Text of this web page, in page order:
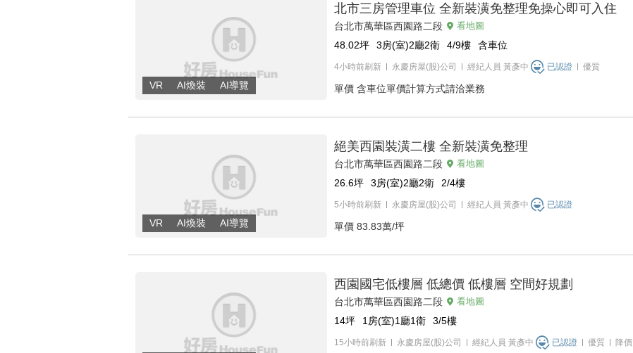
北市三房管理車位 全新裝潢免整理免操心即可入住
台北市萬華區西園路二段 看地圖
48.02坪 3房(室)2廳2衛 4/9樓 含車位
4小時前刷新 永慶房屋(股)公司 經紀人員 黃彥中 已認證 優質
單價 含車位單價計算方式請洽業務
絕美西園裝潢二樓 全新裝潢免整理
台北市萬華區西園路二段 看地圖
26.6坪 3房(室)2廳2衛 2/4樓
5小時前刷新 永慶房屋(股)公司 經紀人員 黃彥中 已認證
單價 83.83萬/坪
西園國宅低樓層 低總價 低樓層 空間好規劃
台北市萬華區西園路二段 看地圖
14坪 1房(室)1廳1衛 3/5樓
15小時前刷新 永慶房屋(股)公司 經紀人員 黃彥中 已認證 優質 降價